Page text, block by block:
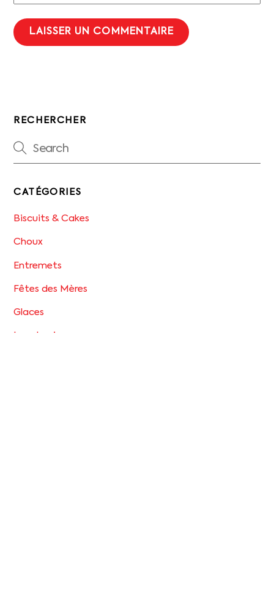
RECHERCHER
CATÉGORIES
Biscuits & Cakes
Choux
Entremets
Fêtes des Mères
Glaces
Les classiques